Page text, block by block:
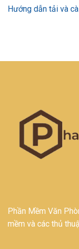
Hướng dẫn tải và
Phần Mềm Văn
mềm và các thủ